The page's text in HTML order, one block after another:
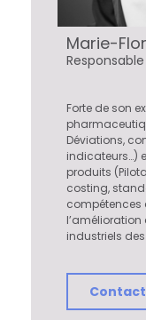
Marie-
Forte de son
Déviations,
indicateurs…)
produits
costing,
compétences
l’amélioration
industriels
Contact